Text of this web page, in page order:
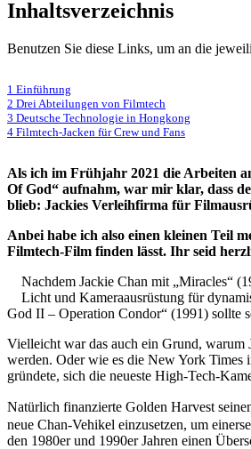
Inhaltsverzeichnis
Benutzen Sie diese Links, um an die
1 Einführung
2 Drei Abteilungen von Filmtech
3 Deutsche Technologie in Hongkong
4 Filmtech-Jacken für Crew und Fans
Als ich im Frühjahr 2021 die Arbeiten
Of God“ aufnahm, war mir klar, dass
blieb: Jackies Verleihfirma für
Anbei habe ich also einen kleinen Teil
Filmtech-Film finden lässt. Ihr seid
Nachdem Jackie Chan mit „Miracles“
Licht und Kameraausrüstung für
God II – Operation Condor“ (1991) sollte
Vielleicht war das auch ein Grund, warum
werden. Oder wie es die New York Times
gründete, sich die neueste High-Tech-
Natürlich finanzierte Golden Harvest
neue Chan-Vehikel einzusetzen, um
den 1980er und 1990er Jahren einen